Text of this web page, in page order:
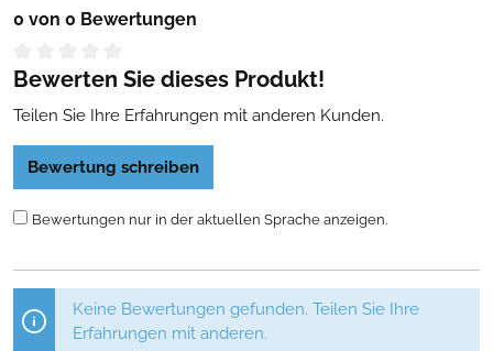
0 von 0 Bewertungen
Bewerten Sie dieses Produkt!
Teilen Sie Ihre Erfahrungen mit anderen Kunden.
Bewertung schreiben
Bewertungen nur in der aktuellen Sprache anzeigen.
Keine Bewertungen gefunden. Teilen Sie Ihre
Erfahrungen mit anderen.